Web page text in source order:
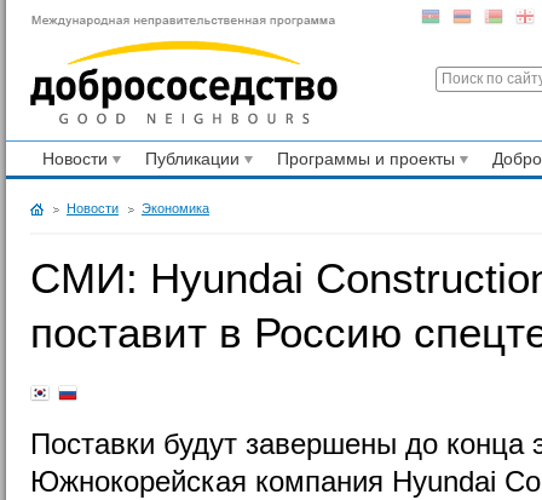
Новости Публикации Программы и проекты
Новости Экономика
СМИ: Hyundai
поставит в Россию
Поставки будут завершены до конца
Южнокорейская компания Hyundai